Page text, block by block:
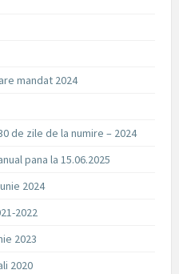
mandat 2024
de zile de la numire – 2024
pana la 15.06.2025
2024
2022
2023
2020